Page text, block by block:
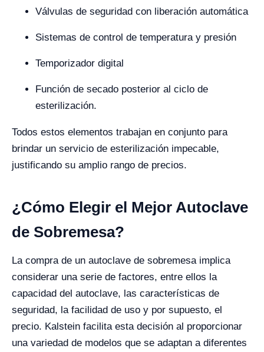
Válvulas de seguridad con liberación automática
Sistemas de control de temperatura y presión
Temporizador digital
Función de secado posterior al ciclo de
esterilización.
Todos estos elementos trabajan en conjunto para
brindar un servicio de esterilización impecable,
justificando su amplio rango de precios.
¿Cómo Elegir el Mejor Autoclave
de Sobremesa?
La compra de un autoclave de sobremesa implica
considerar una serie de factores, entre ellos la
capacidad del autoclave, las características de
seguridad, la facilidad de uso y por supuesto, el
precio. Kalstein facilita esta decisión al proporcionar
una variedad de modelos que se adaptan a diferentes